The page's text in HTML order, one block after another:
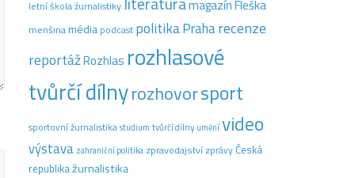
letní škola žurnalistiky magazín Fleška
menšinamédia podcast politikaPraharecenze
reportážRozhlas rozhlasové
tvůrčí dílnyrozhovorsport
sportovní žurnalistikastudium tvůrčí dílny uměnívideo
výstava zahraniční politika zpravodajství zprávyČeská
republikažurnalistika